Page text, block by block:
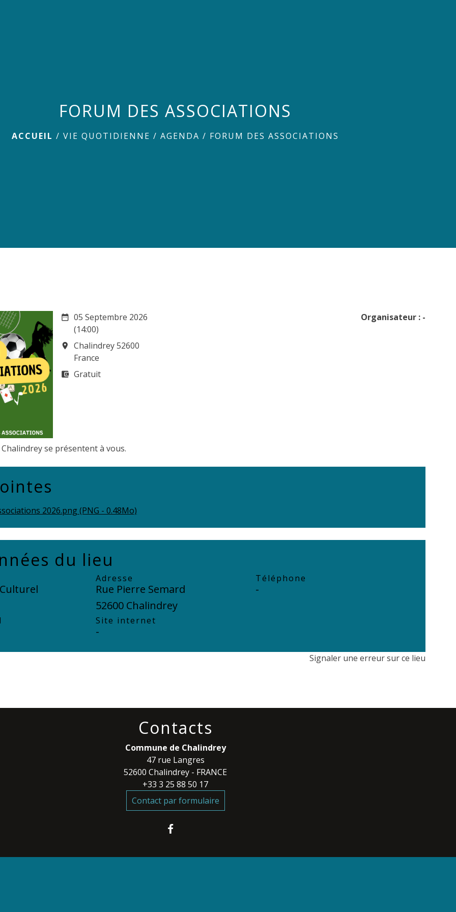
FORUM DES ASSOCIATIONS
ACCUEIL /VIE QUOTIDIENNE /AGENDA / FORUM DES ASSOCIATIONS
date_range 05 Septembre 2026
(14:00)
room
Chalindrey 52600
France
account_balance_wallet Gratuit
Organisateur : -
se présentent à vous.
2026.png (PNG - 0.48Mo)
du lieu
Adresse
Rue Pierre Semard
52600 Chalindrey
Téléphone
-
Site internet
-
Signaler une erreur sur ce lieu
Contacts
Commune de Chalindrey
47 rue Langres
52600 Chalindrey - FRANCE
+33 3 25 88 50 17
Contact par formulaire